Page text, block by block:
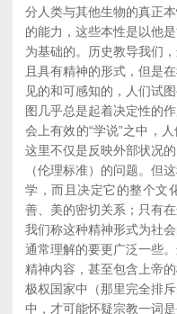
分人类与其他生物的真正
的能力，这些本性是以他
为基础的。历史教导我们
且具有精神的形式，但是
见的和可感知的，人们试
图几乎总是起着决定性的
会上有效的“学说”之中，
这里不仅是反映外部状况
（伦理标准）的问题。但
学，而且决定它的整个文
善、美的密切关系；只有
我们称这种精神形式为社
通常理解的要更广泛一些
精神内容，甚至包含上帝
极权国家中（那里完全排
中，才可能怀疑宗教一词是